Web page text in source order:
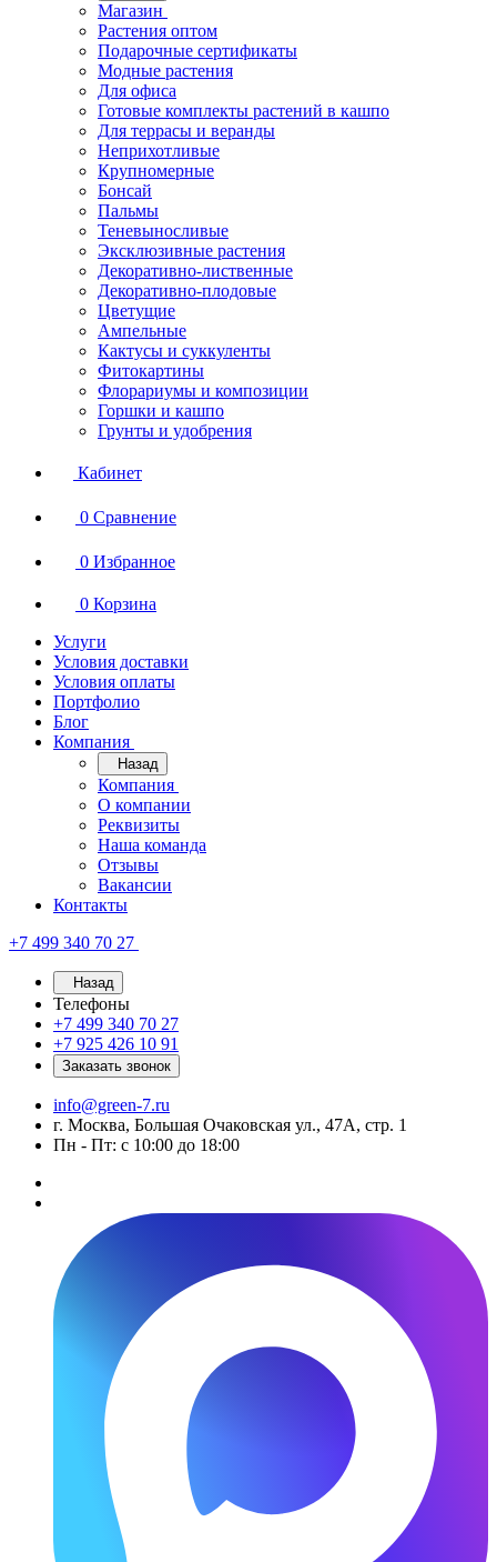
Магазин
Растения оптом
Подарочные сертификаты
Модные растения
Для офиса
Готовые комплекты растений в кашпо
Для террасы и веранды
Неприхотливые
Крупномерные
Бонсай
Пальмы
Теневыносливые
Эксклюзивные растения
Декоративно-лиственные
Декоративно-плодовые
Цветущие
Ампельные
Кактусы и суккуленты
Фитокартины
Флорариумы и композиции
Горшки и кашпо
Грунты и удобрения
Кабинет
0 Сравнение
0 Избранное
0 Корзина
Услуги
Условия доставки
Условия оплаты
Портфолио
Блог
Компания
Назад
Компания
О компании
Реквизиты
Наша команда
Отзывы
Вакансии
Контакты
+7 499 340 70 27
Назад
Телефоны
+7 499 340 70 27
+7 925 426 10 91
Заказать звонок
info@green-7.ru
г. Москва, Большая Очаковская ул., 47А, стр. 1
Пн - Пт: с 10:00 до 18:00